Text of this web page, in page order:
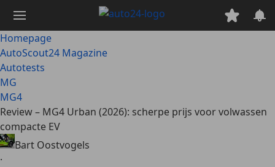
naar
hoofdinhoud
Homepage
AutoScout24 Magazine
Autotests
MG
MG4
Review – MG4 Urban (2026): scherpe prijs voor volwassen
compacte EV
Bart Oostvogels
·